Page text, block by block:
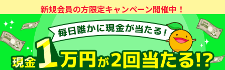
新規会員の方限定キャンペーン開催中！